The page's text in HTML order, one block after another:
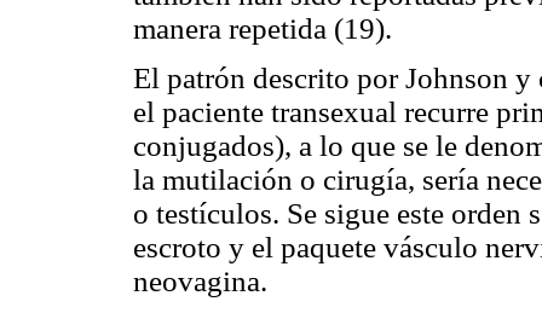
manera repetida (19).
El patrón descrito por Johnson y
el paciente transexual recurre
conjugados), a lo que se le
la mutilación o cirugía, sería
o testículos. Se sigue este orden
escroto y el paquete vásculo
neovagina.